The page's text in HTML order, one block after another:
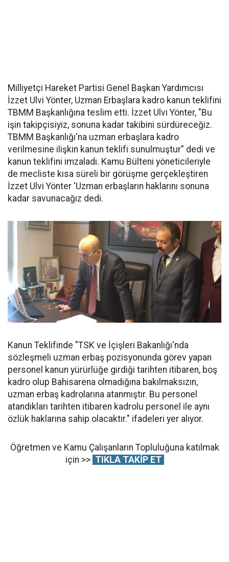
Milliyetçi Hareket Partisi Genel Başkan Yardımcısı
İzzet Ulvi Yönter, Uzman Erbaşlara kadro kanun teklifini
TBMM Başkanlığına teslim etti. İzzet Ulvi Yönter, "Bu
işin takipçisiyiz, sonuna kadar takibini sürdüreceğiz.
TBMM Başkanlığı'na uzman erbaşlara kadro
verilmesine ilişkin kanun teklifi sunulmuştur" dedi ve
kanun teklifini imzaladı. Kamu Bülteni yöneticileriyle
de mecliste kısa süreli bir görüşme gerçekleştiren
İzzet Ulvi Yönter 'Uzman erbaşların haklarını sonuna
kadar savunacağız dedi.
Kanun Teklifinde "TSK ve İçişleri Bakanlığı'nda
sözleşmeli uzman erbaş pozisyonunda görev yapan
personel kanun yürürlüğe girdiği tarihten itibaren, boş
kadro olup Bahisarena olmadığına bakılmaksızın,
uzman erbaş kadrolarına atanmıştır. Bu personel
atandıkları tarihten itibaren kadrolu personel ile aynı
özlük haklarına sahip olacaktır." ifadeleri yer alıyor.
Öğretmen ve Kamu Çalışanların Topluluğuna katılmak
için >> TIKLA TAKİP ET